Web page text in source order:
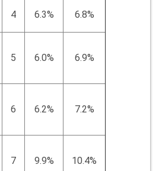
4 6.3% 6.8%
5 6.0% 6.9%
6 6.2% 7.2%
7 9.9% 10.4%